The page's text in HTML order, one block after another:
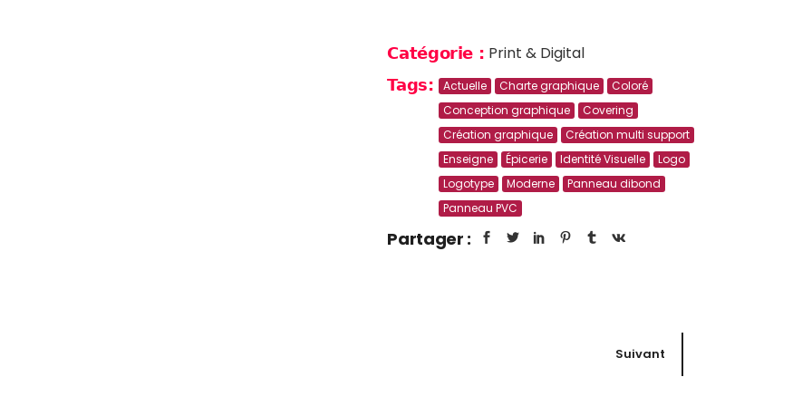
Catégorie : Print & Digital
Tags: Actuelle Charte graphique
Coloré
Conception graphique
Covering
Création graphique
Création multi support
Enseigne
Épicerie Identité Visuelle
Logo
Logotype
Moderne
Panneau dibond
Panneau PVC
Partager :
Suivant